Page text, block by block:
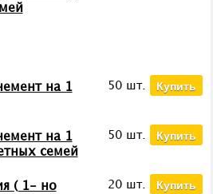
на 1
50 шт. Купить
на 1
семей
50 шт. Купить
( 1- но
20 шт. Купить